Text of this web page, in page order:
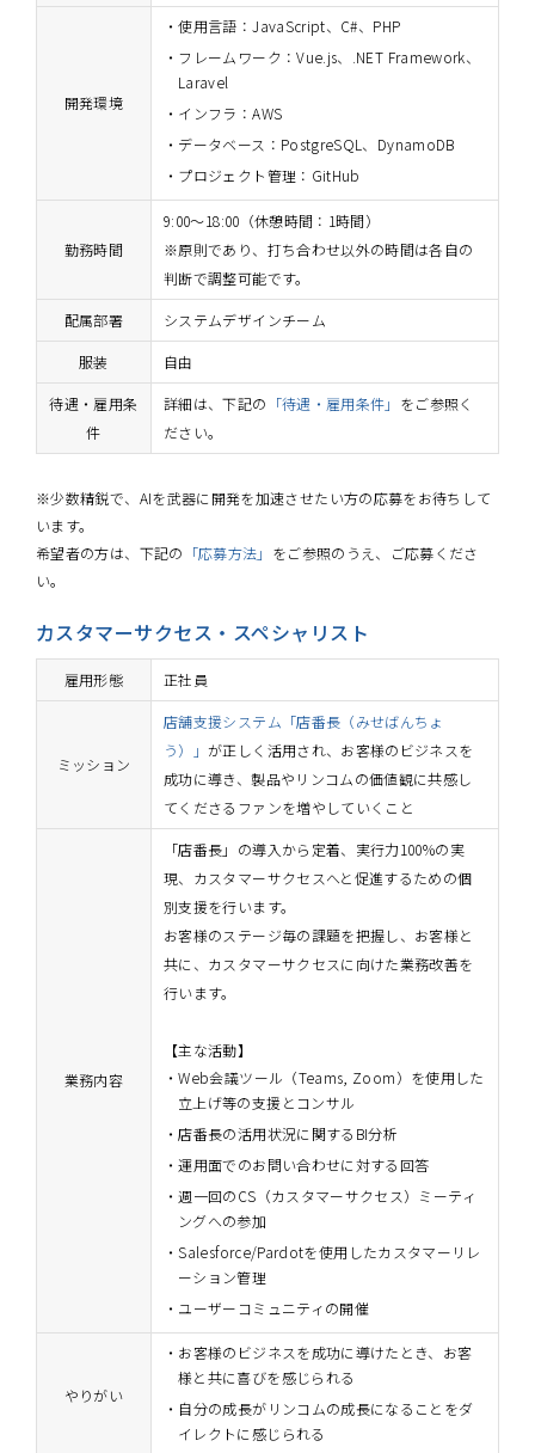
開発環境
使用言語：JavaScript、C#、PHP
フレームワーク：Vue.js、.NET Framework、
Laravel
インフラ：AWS
データベース：PostgreSQL、DynamoDB
プロジェクト管理：GitHub
勤務時間
9:00～18:00（休憩時間：1時間）
※原則であり、打ち合わせ以外の時間は各自の
判断で調整可能です。
配属部署 システムデザインチーム
服装 自由
待遇・雇用条
件
詳細は、下記の 「待遇・雇用条件」 をご参照く
ださい。
※少数精鋭で、AIを武器に開発を加速させたい方の応募をお待ちして
います。
希望者の方は、下記の 「応募方法」 をご参照のうえ、ご応募くださ
い。
カスタマーサクセス・スペシャリスト
雇用形態 正社員
ミッション
店舗支援システム「店番長（みせばんちょ
う）」が正しく活用され、お客様のビジネスを
成功に導き、製品やリンコムの価値観に共感し
てくださるファンを増やしていくこと
業務内容
「店番長」の導入から定着、実行力100%の実
現、カスタマーサクセスへと促進するための個
別支援を行います。
お客様のステージ毎の課題を把握し、お客様と
共に、カスタマーサクセスに向けた業務改善を
行います。
【主な活動】
Web会議ツール（Teams, Zoom）を使用した
立上げ等の支援とコンサル
店番長の活用状況に関するBI分析
運用面でのお問い合わせに対する回答
週一回のCS（カスタマーサクセス）ミーティ
ングへの参加
Salesforce/Pardotを使用したカスタマーリレ
ーション管理
ユーザーコミュニティの開催
やりがい
お客様のビジネスを成功に導けたとき、お客
様と共に喜びを感じられる
自分の成長がリンコムの成長になることをダ
イレクトに感じられる